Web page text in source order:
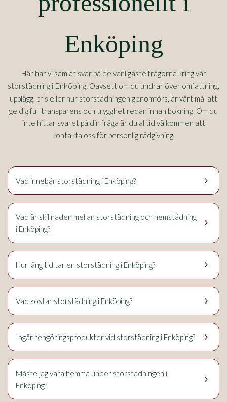
Enköping
Här har vi samlat svar på de vanligaste frågorna kring vår
storstädning i Enköping. Oavsett om du undrar över omfattning,
upplägg, pris eller hur storstädningen genomförs, är vårt mål att
ge dig full transparens och trygghet redan innan bokning. Om du
inte hittar svaret på din fråga är du alltid välkommen att
kontakta oss för personlig rådgivning.
keyboard_arrow_right
Vad innebär storstädning i Enköping?
keyboard_arrow_right
Vad är skillnaden mellan storstädning och hemstädning
i Enköping?
keyboard_arrow_right
Hur lång tid tar en storstädning i Enköping?
keyboard_arrow_right
Vad kostar storstädning i Enköping?
keyboard_arrow_right
Ingår rengöringsprodukter vid storstädning i Enköping?
keyboard_arrow_right
Måste jag vara hemma under storstädningen i
Enköping?